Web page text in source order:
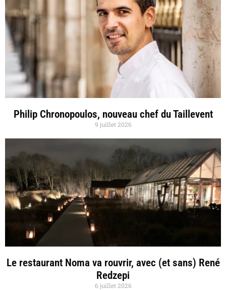
Philip Chronopoulos, nouveau chef du Taillevent
9 juillet 2026
Le restaurant Noma va rouvrir, avec (et sans) René
Redzepi
6 juillet 2026